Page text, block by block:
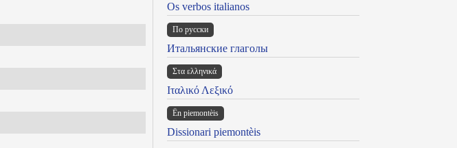
Os verbos italianos
По русски
Итальянские глаголы
Στα ελληνικά
Ιταλικό Λεξικό
Ën piemontèis
Dissionari piemontèis